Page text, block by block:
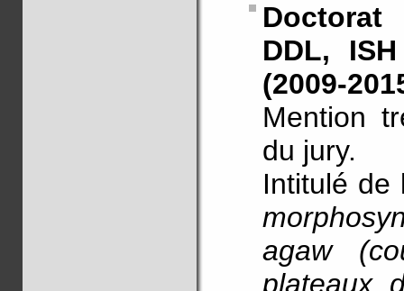
DDL,
(2009-
Mention
du jury.
Intitulé
agaw
plateaux